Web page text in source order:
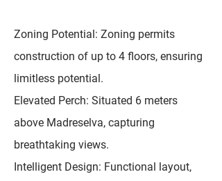
Zoning Potential: Zoning permits
construction of up to 4 floors, ensuring
limitless potential.
Elevated Perch: Situated 6 meters
above Madreselva, capturing
breathtaking views.
Intelligent Design: Functional layout,